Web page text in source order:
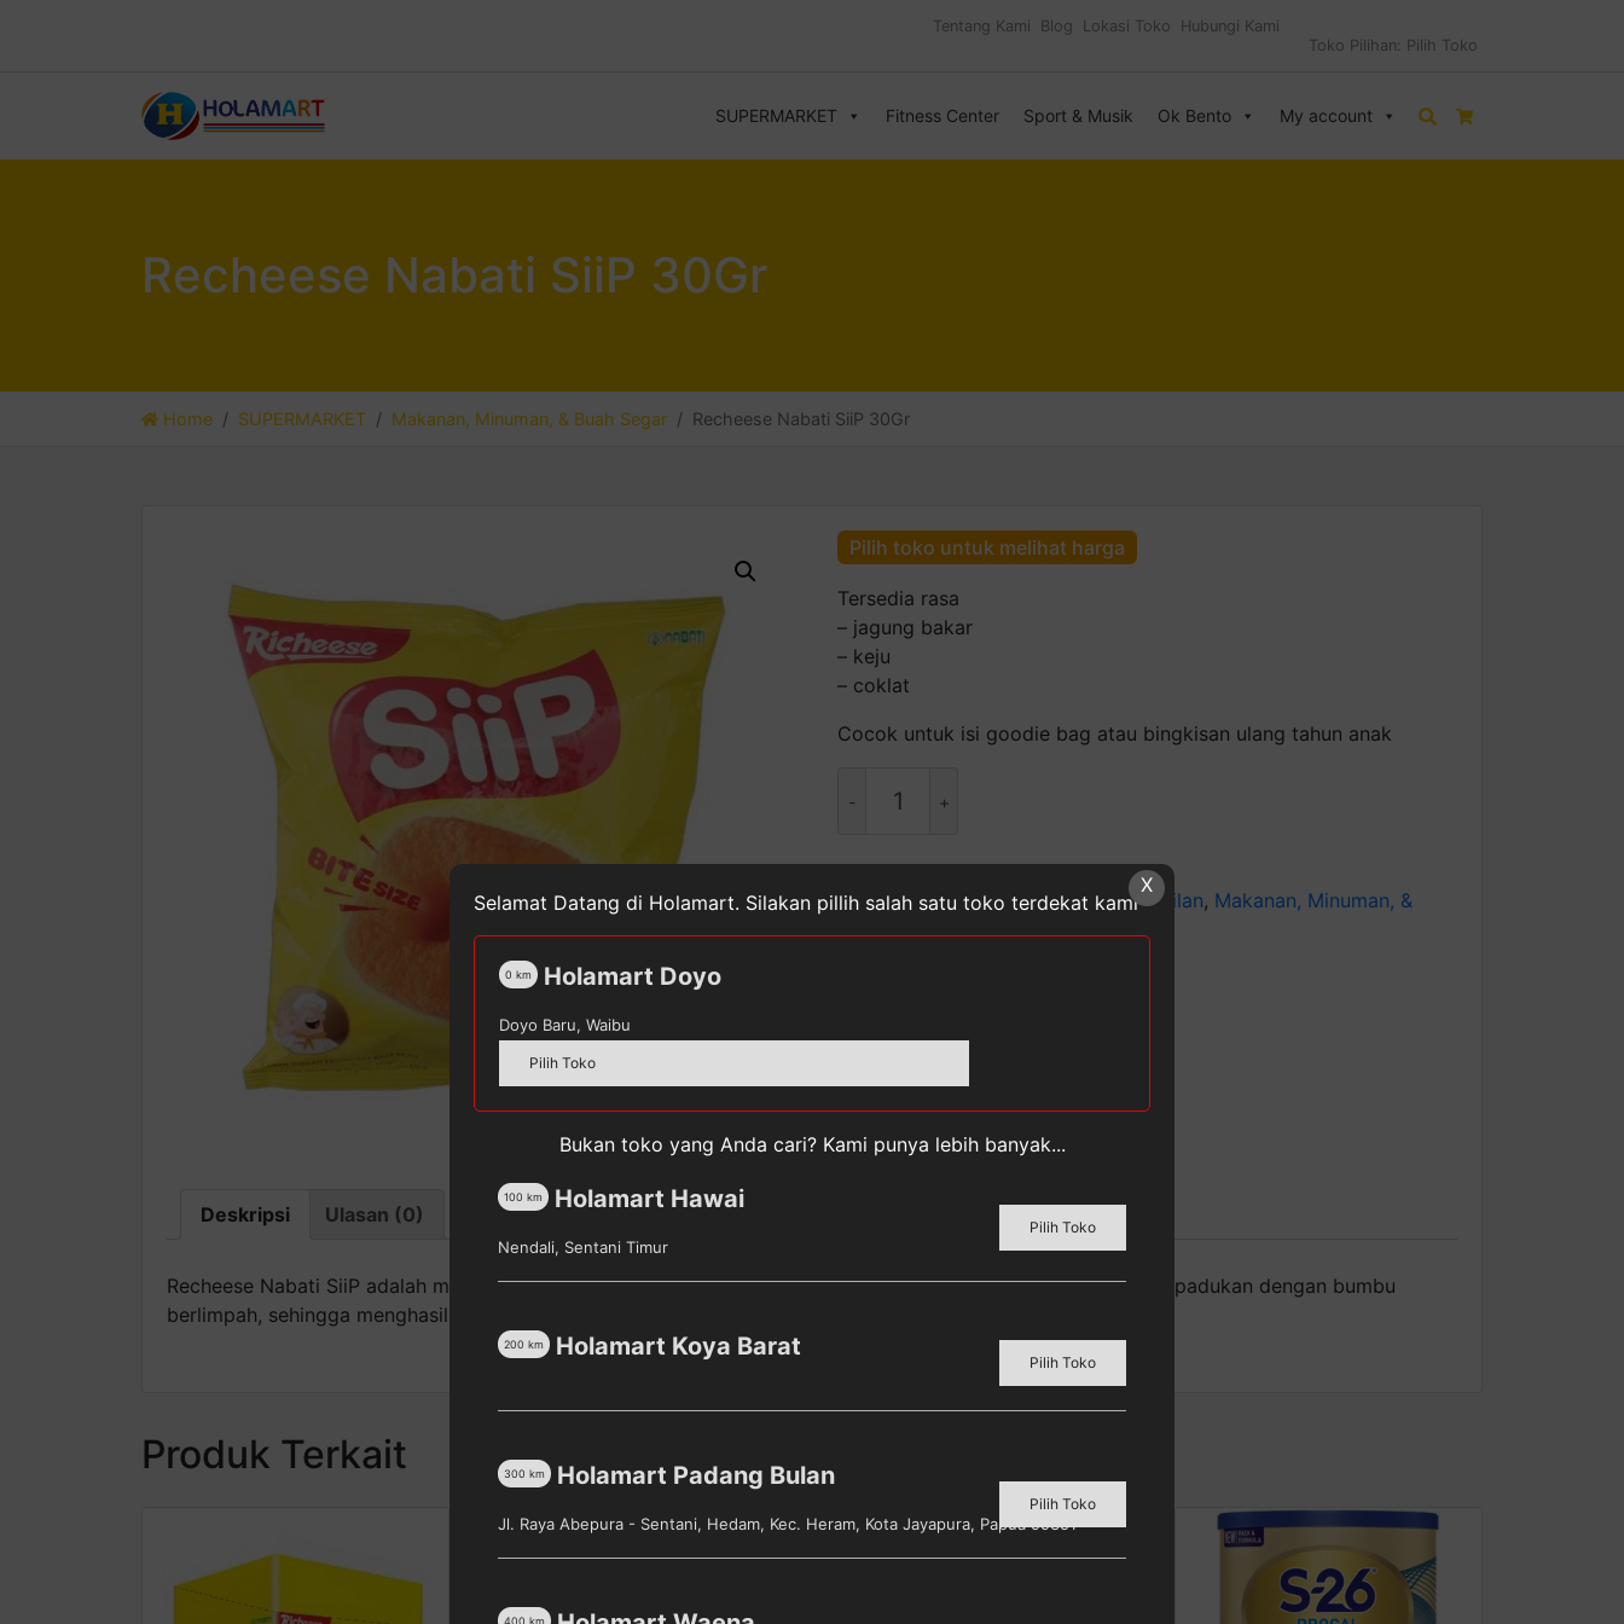
Tentang Kami Blog Lokasi Toko
Hubungi Kami
Toko Pilihan: Pilih Toko
SUPERMARKET Fitness Center Sport & Musik Ok Bento My account Search
Recheese Nabati SiiP 30Gr
Home SUPERMARKET Makanan, Minuman, & Buah Segar Recheese Nabati SiiP 30Gr
Pilih toko untuk melihat harga
Tersedia rasa
– jagung bakar
– keju
– coklat
Cocok untuk isi goodie bag atau bingkisan ulang tahun anak
Recheese
SiiP
30Gr
SKU:8993175536912 Kategori:Cemilan, Makanan, Minuman, &
Buah Segar,Snack Tag:RECHEESE
Deskripsi Ulasan (0)
Recheese Nabati SiiP adalah makanan ringan Extrudad berbahan dasar jagung berbentuk stik dan bite size. Dipadukan dengan bumbu
berlimpah, sehingga menghasilkan produk yang nikmat, serta dijual dengan harga yang sangat terjangkau.
Produk Terkait
Sold out!
X
Selamat Datang di Holamart. Silakan pillih salah satu toko terdekat kami
Holamart Doyo
0 km
Doyo Baru, Waibu
Pilih Toko
Bukan toko yang Anda cari? Kami punya lebih banyak...
Holamart Hawai
100 km
Nendali, Sentani Timur
Pilih Toko
Holamart Koya Barat
200 km
Pilih Toko
Holamart Padang Bulan
300 km
Jl. Raya Abepura - Sentani, Hedam, Kec. Heram, Kota Jayapura, Papua 99351
Pilih Toko
400 km